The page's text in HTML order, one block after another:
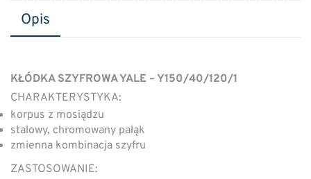
Opis
KŁÓDKA SZYFROWA YALE – Y150/40/120/1
CHARAKTERYSTYKA:
korpus z mosiądzu
stalowy, chromowany pałąk
zmienna kombinacja szyfru
ZASTOSOWANIE: